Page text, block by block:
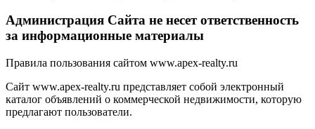
Администрация Сайта не несет ответственность
за информационные материалы
Правила пользования сайтом www.apex-realty.ru
Сайт www.apex-realty.ru представляет собой электронный
каталог объявлений о коммерческой недвижимости, которую
предлагают пользователи.